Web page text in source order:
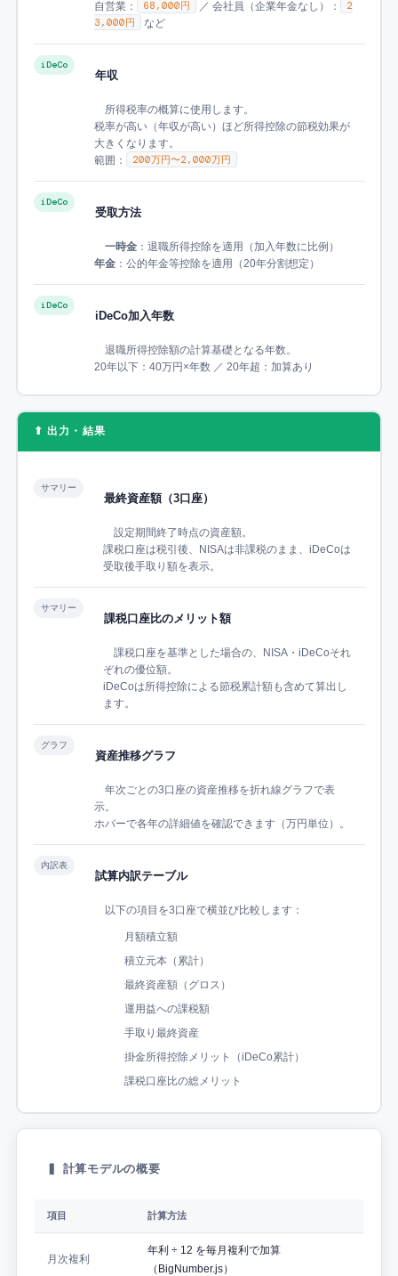
自営業：
68,000円 ／ 会社員（企業年金なし）：
2
3,000円
など
iDeCo
年収
所得税率の概算に使用します。
税率が高い（年収が高い）ほど所得控除の節税効果が
大きくなります。
範囲：
200万円〜2,000万円
iDeCo
受取方法
一時金：退職所得控除を適用（加入年数に比例）
年金：公的年金等控除を適用（20年分割想定）
iDeCo
iDeCo加入年数
退職所得控除額の計算基礎となる年数。
20年以下：40万円×年数 ／ 20年超：加算あり
⬆ 出力・結果
サマリー
最終資産額（3口座）
設定期間終了時点の資産額。
課税口座は税引後、NISAは非課税のまま、iDeCoは
受取後手取り額を表示。
サマリー
課税口座比のメリット額
課税口座を基準とした場合の、NISA・iDeCoそれ
ぞれの優位額。
iDeCoは所得控除による節税累計額も含めて算出し
ます。
グラフ
資産推移グラフ
年次ごとの3口座の資産推移を折れ線グラフで表
示。
ホバーで各年の詳細値を確認できます（万円単位）。
内訳表
試算内訳テーブル
以下の項目を3口座で横並び比較します：
月額積立額
積立元本（累計）
最終資産額（グロス）
運用益への課税額
手取り最終資産
掛金所得控除メリット（iDeCo累計）
課税口座比の総メリット
▍ 計算モデルの概要
項目 計算方法
月次複利
年利 ÷ 12 を毎月複利で加算
（BigNumber.js）